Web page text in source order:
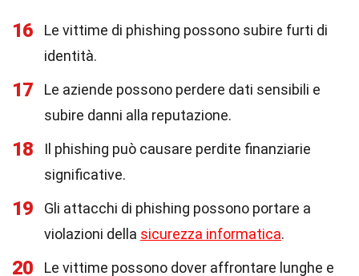
16
Le vittime di phishing possono subire furti di
identità.
17
Le aziende possono perdere dati sensibili e
subire danni alla reputazione.
18
Il phishing può causare perdite finanziarie
significative.
19
Gli attacchi di phishing possono portare a
violazioni della sicurezza informatica.
20
Le vittime possono dover affrontare lunghe e